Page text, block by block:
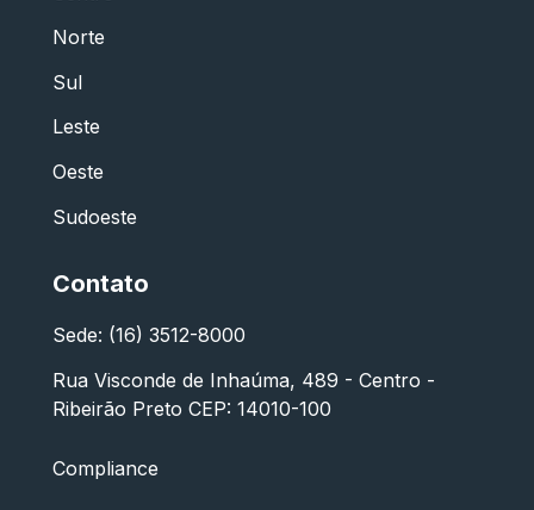
Norte
Sul
Leste
Oeste
Sudoeste
Contato
Sede: (16) 3512-8000
Rua Visconde de Inhaúma, 489 - Centro -
Ribeirão Preto CEP: 14010-100
Compliance